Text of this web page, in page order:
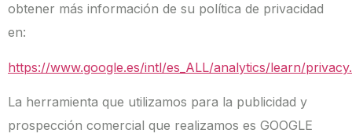
obtener más información de su política de privacidad
en:
https://www.google.es/intl/es_ALL/analytics/learn/
La herramienta que utilizamos para la publicidad y
prospección comercial que realizamos es GOOGLE